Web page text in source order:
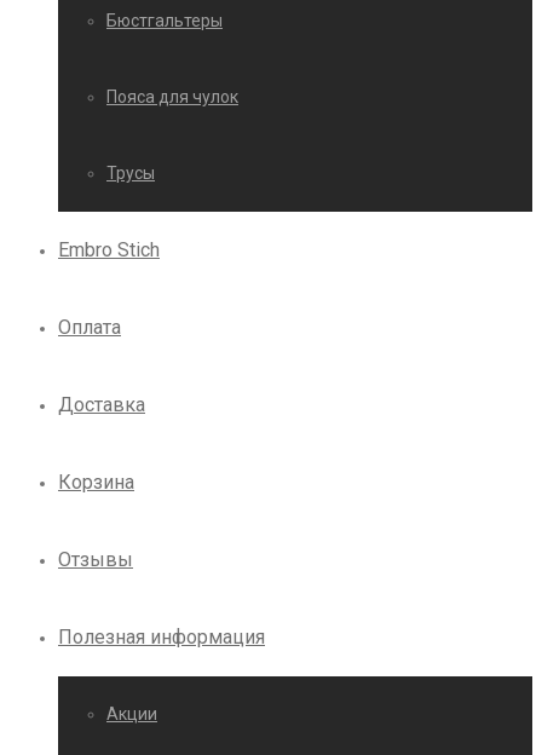
Бюстгальтеры
Пояса для чулок
Трусы
Embro Stich
Оплата
Доставка
Корзина
Отзывы
Полезная информация
Акции